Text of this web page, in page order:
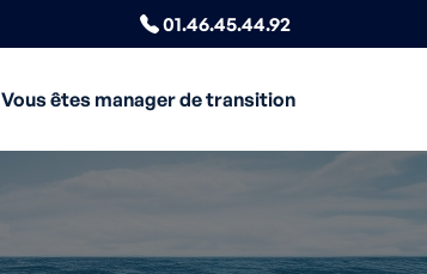
01.46.45.44.92
Vous êtes manager de transition